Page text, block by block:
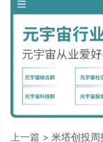
上一篇 > 米塔创投